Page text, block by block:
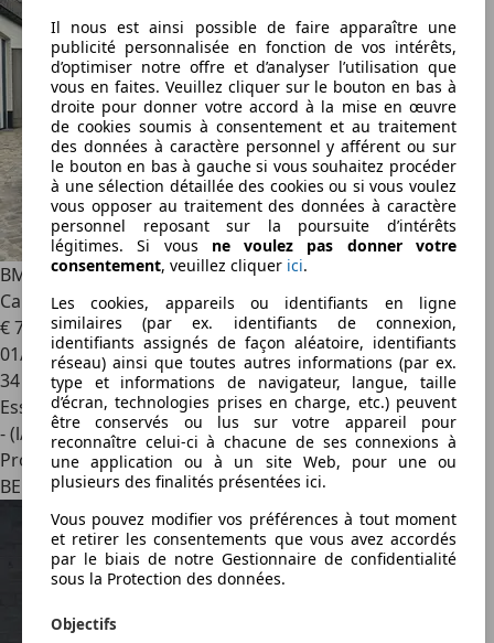
Il nous est ainsi possible de faire apparaître une
publicité personnalisée en fonction de vos intérêts,
d’optimiser notre offre et d’analyser l’utilisation que
vous en faites. Veuillez cliquer sur le bouton en bas à
droite pour donner votre accord à la mise en œuvre
de cookies soumis à consentement et au traitement
des données à caractère personnel y afférent ou sur
le bouton en bas à gauche si vous souhaitez procéder
à une sélection détaillée des cookies ou si vous voulez
vous opposer au traitement des données à caractère
personnel reposant sur la poursuite d’intérêts
légitimes. Si vous ne voulez pas donner votre
consentement, veuillez cliquer ici.
Les cookies, appareils ou identifiants en ligne
similaires (par ex. identifiants de connexion,
identifiants assignés de façon aléatoire, identifiants
réseau) ainsi que toutes autres informations (par ex.
type et informations de navigateur, langue, taille
d’écran, technologies prises en charge, etc.) peuvent
être conservés ou lus sur votre appareil pour
reconnaître celui-ci à chacune de ses connexions à
une application ou à un site Web, pour une ou
plusieurs des finalités présentées ici.
Vous pouvez modifier vos préférences à tout moment
et retirer les consentements que vous avez accordés
par le biais de notre Gestionnaire de confidentialité
sous la Protection des données.
Objectifs
BMW M4Cabrio 3.0 Competition M / Full PPF - Rolls Royce
Cabrio dak - Akrapovic - FULL OPTION
€ 72 9001
01/2022
34 900 km
Essence
- (l/100 km)
Professionnel
BE 8730